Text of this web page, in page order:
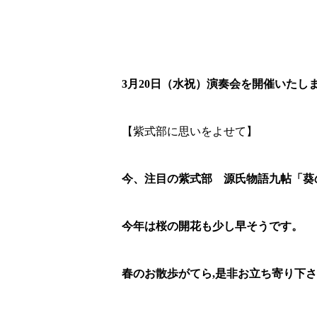
3月20日（水祝）演奏会を開催いたし
【紫式部に思いをよせて】
今、注目の紫式部 源氏物語九帖「葵
今年は桜の開花も少し早そうです。
春のお散歩がてら,是非お立ち寄り下